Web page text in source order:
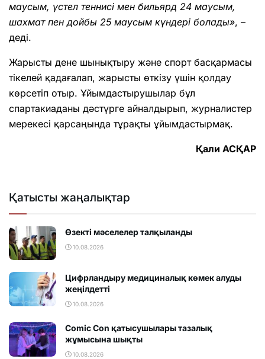
маусым, үстел теннисі мен бильярд 24 маусым,
шахмат пен дойбы 25 маусым күндері болады», –
деді.
Жарысты дене шынықтыру және спорт басқармасы
тікелей қадағалап, жарысты өткізу үшін қолдау
көрсетіп отыр. Ұйымдастырушылар бұл
спартакиаданы дәстүрге айналдырып, журналистер
мерекесі қарсаңында тұрақты ұйымдастырмақ.
Қали АСҚАР
Қатысты жаңалықтар
Өзекті мәселелер талқыланды
10.08.2026
Цифрландыру медициналық көмек алуды
жеңілдетті
10.08.2026
Comic Con қатысушылары тазалық
жұмысына шықты
10.08.2026